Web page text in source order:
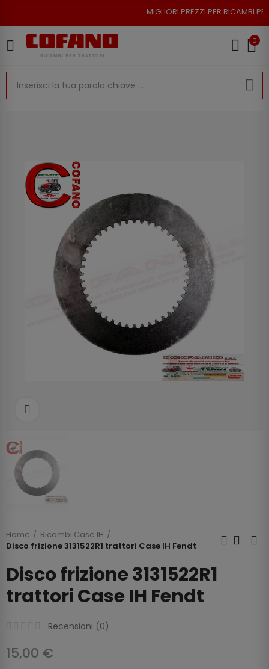
MIGLIORI PREZZI PER RICAMBI PER
0
Home
Ricambi Case IH
Disco frizione 3131522R1 trattori Case IH Fendt
Disco frizione 3131522R1
trattori Case IH Fendt
Recensioni (0)
15,00 €